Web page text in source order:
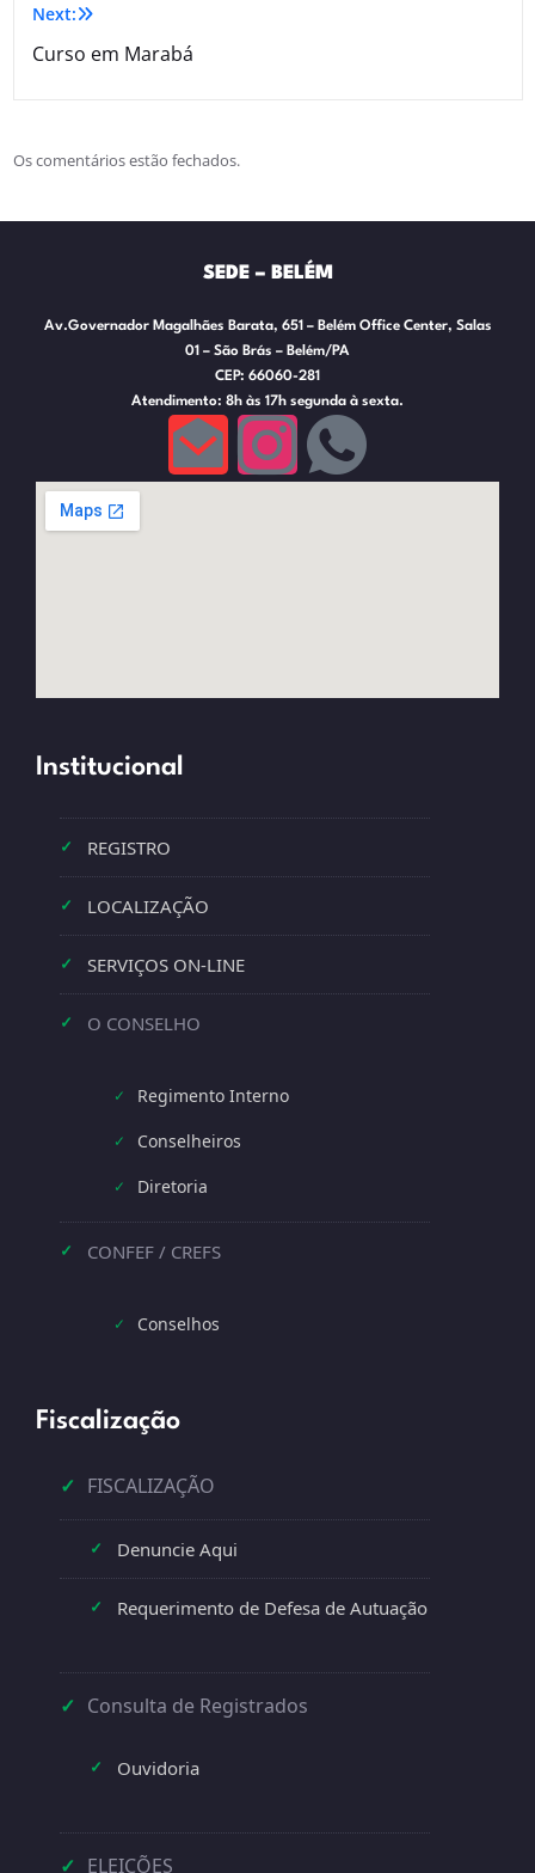
Next:
Curso em Marabá
Os comentários estão fechados.
SEDE – BELÉM
Av.Governador Magalhães Barata, 651 – Belém Office Center, Salas
01 – São Brás – Belém/PA
CEP: 66060-281
Atendimento: 8h às 17h segunda à sexta.
Institucional
✓ REGISTRO
✓ LOCALIZAÇÃO
✓ SERVIÇOS ON-LINE
✓ O CONSELHO
✓ Regimento Interno
✓ Conselheiros
✓ Diretoria
✓ CONFEF / CREFS
✓ Conselhos
Fiscalização
✓ FISCALIZAÇÃO
✓ Denuncie Aqui
✓ Requerimento de Defesa de Autuação
✓ Consulta de Registrados
✓ Ouvidoria
✓ ELEIÇÕES